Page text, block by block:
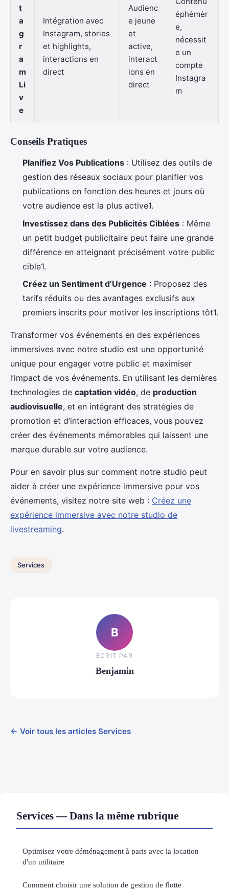
t
a
g
r
a
m
Li
v
e
Intégration avec
Instagram, stories
et highlights,
interactions en
direct
Audienc
e jeune
et
active,
interact
ions en
direct
éphémèr
e,
nécessit
e un
compte
Instagra
m
Conseils Pratiques
Planifiez Vos Publications : Utilisez des outils de
gestion des réseaux sociaux pour planifier vos
publications en fonction des heures et jours où
votre audience est la plus active1.
Investissez dans des Publicités Ciblées : Même
un petit budget publicitaire peut faire une grande
différence en atteignant précisément votre public
cible1.
Créez un Sentiment d’Urgence : Proposez des
tarifs réduits ou des avantages exclusifs aux
premiers inscrits pour motiver les inscriptions tôt1.
Transformer vos événements en des expériences
immersives avec notre studio est une opportunité
unique pour engager votre public et maximiser
l’impact de vos événements. En utilisant les dernières
technologies de captation vidéo, de production
audiovisuelle, et en intégrant des stratégies de
promotion et d’interaction efficaces, vous pouvez
créer des événements mémorables qui laissent une
marque durable sur votre audience.
Pour en savoir plus sur comment notre studio peut
aider à créer une expérience immersive pour vos
événements, visitez notre site web : Créez une
expérience immersive avec notre studio de
livestreaming.
Services
B
ECRIT PAR
Benjamin
← Voir tous les articles Services
Services — Dans la même rubrique
Optimisez votre déménagement à paris avec la location
d'un utilitaire
Comment choisir une solution de gestion de flotte